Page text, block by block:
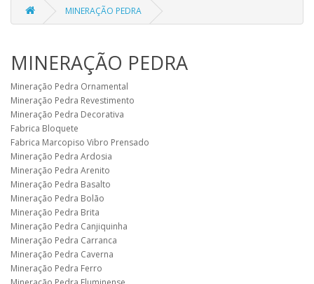
MINERAÇÃO PEDRA
MINERAÇÃO PEDRA
Mineração Pedra Ornamental
Mineração Pedra Revestimento
Mineração Pedra Decorativa
Fabrica Bloquete
Fabrica Marcopiso Vibro Prensado
Mineração Pedra Ardosia
Mineração Pedra Arenito
Mineração Pedra Basalto
Mineração Pedra Bolão
Mineração Pedra Brita
Mineração Pedra Canjiquinha
Mineração Pedra Carranca
Mineração Pedra Caverna
Mineração Pedra Ferro